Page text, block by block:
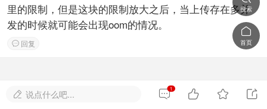
里的限制，但是这块的限制放大之后，当上传存在多并
发的时候就可能会出现oom的情况。
 回复
搜索

首页
 说点什么吧... 1   